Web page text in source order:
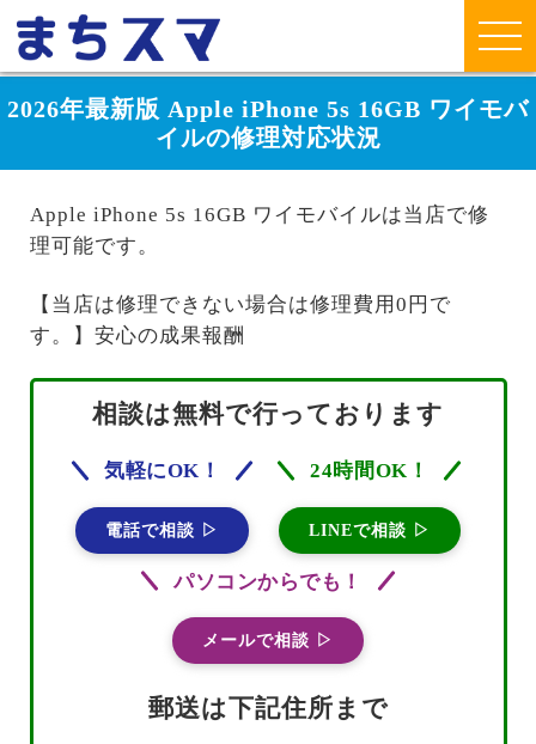
2026年最新版 Apple iPhone 5s 16GB ワイモバ
イルの修理対応状況
Apple iPhone 5s 16GB ワイモバイルは当店で修
理可能です。
【当店は修理できない場合は修理費用0円で
す。】安心の成果報酬
相談は無料で行っております
気軽にOK！
電話で相談 ▷
24時間OK！
LINEで相談 ▷
パソコンからでも！
メールで相談 ▷
郵送は下記住所まで